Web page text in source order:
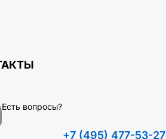
Есть вопросы?
+7 (495) 477-53-27